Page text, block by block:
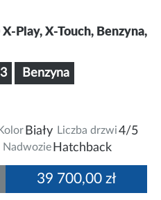
Play, X-Touch, Benzyna,
Benzyna
Kolor Biały Liczba drzwi4/5
Nadwozie Hatchback
39 700,00 zł